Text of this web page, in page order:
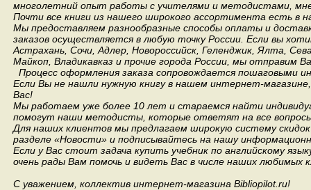
многолетний опыт работы с учителями и методистами,
Почти все книги из нашего широкого ассортимента есть в
Мы предоставляем разнообразные способы оплаты и
заказов осуществляется в любую точку России. Если вы
Астрахань, Сочи, Адлер, Новороссийск, Геленджик, Ялта,
Майкоп, Владикавказ и прочие города России, мы отправим
Процесс оформления заказа сопровождается пошаговыми
Если Вы не нашли нужную книгу в нашем интернет-
Вас!
Мы работаем уже более 10 лет и стараемся найти
помогут наши методисты, которые ответят на все
Для наших клиентов мы предлагаем широкую систему
разделе «Новости» и подписывайтесь на нашу
Если у Вас стоит задача купить учебник по английскому
очень рады Вам помочь и видеть Вас в числе наших любимых
С уважением, коллектив интернет-магазина Bibliopilot.ru!